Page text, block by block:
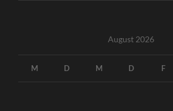
August 2026
M D M D F